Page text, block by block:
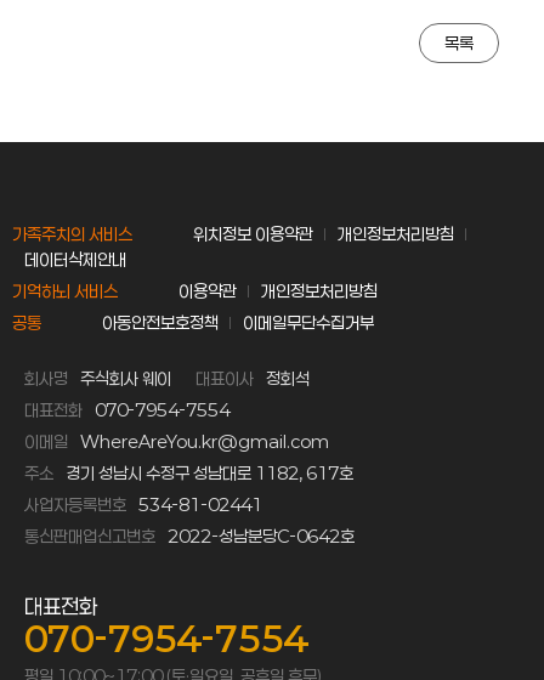
목록
가족주치의 서비스 위치정보 이용약관
개인정보처리방침
데이터삭제안내
기억하뇌 서비스
이용약관
개인정보처리방침
공통
아동안전보호정책 이메일무단수집거부
회사명 주식회사 웨이 대표이사 정회석
대표전화
070-7954-7554
이메일
WhereAreYou.kr@gmail.com
주소
경기 성남시 수정구 성남대로 1182, 617호
사업자등록번호 534-81-02441
통신판매업신고번호 2022-성남분당C-0642호
대표전화
070-7954-7554
평일 10:00~17:00 (토·일요일, 공휴일 휴무)